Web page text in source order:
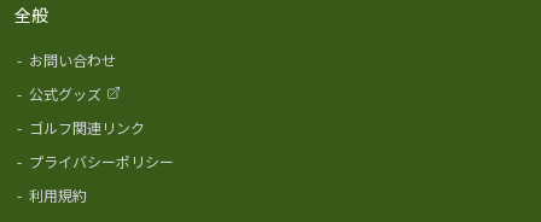
全般
- お問い合わせ
- 公式グッズ
- ゴルフ関連リンク
- プライバシーポリシー
- 利用規約